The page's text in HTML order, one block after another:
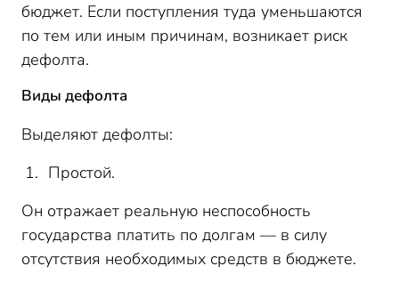
бюджет. Если поступления туда уменьшаются
по тем или иным причинам, возникает риск
дефолта.
Виды дефолта
Выделяют дефолты:
Простой.
Он отражает реальную неспособность
государства платить по долгам — в силу
отсутствия необходимых средств в бюджете.